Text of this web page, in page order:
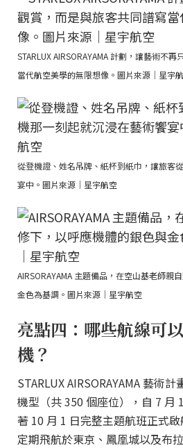
STARLUX AIRSORAYAMA 計劃，讓藝術不
當代航空美學的無限想像。圖片來源｜星宇
從登機證、姓名吊牌、紙杯到紙巾，讓旅客
宴中。圖片來源｜星宇航空
AIRSORAYAMA 主題備品，在空山基老師親
金色為基調。圖片來源｜星宇航空
亮點四：哪些航線可
機？
STARLUX AIRSORAYAMA 藝術
機型（共 350 個座位），自 7 月
著 10 月 1 日完整主題航班正式
定期飛航於東京、鳳凰城以及布